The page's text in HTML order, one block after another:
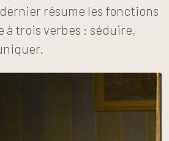
résume les fonctions
à trois verbes : séduire,